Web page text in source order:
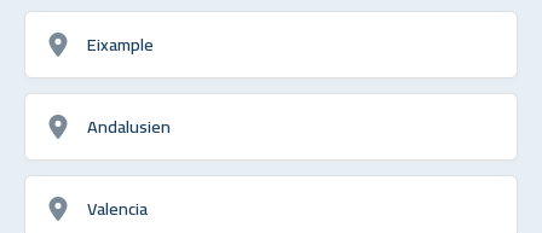
Eixample
Andalusien
Valencia